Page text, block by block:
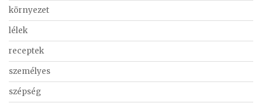
környezet
lélek
receptek
személyes
szépség